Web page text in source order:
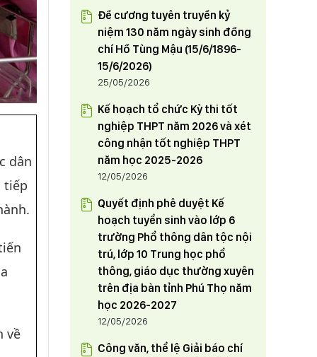
dân
tiếp
về
Đề cương tuyên truyền kỷ
niệm 130 năm ngày sinh đồng
chí Hồ Tùng Mậu (15/6/1896-
15/6/2026)
25/05/2026
Kế hoạch tổ chức Kỳ thi tốt
nghiệp THPT năm 2026 và xét
công nhận tốt nghiệp THPT
năm học 2025-2026
12/05/2026
Quyết định phê duyệt Kế
hoạch tuyển sinh vào lớp 6
trường Phổ thông dân tộc nội
trú, lớp 10 Trung học phổ
thông, giáo dục thường xuyên
trên địa bàn tỉnh Phú Thọ năm
học 2026-2027
12/05/2026
Công văn, thể lệ Giải báo chí